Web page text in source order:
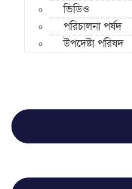
ভিডিও
পরিচালনা পর্ষদ
উপদেষ্টা পরিষদ